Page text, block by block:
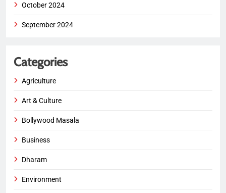
October 2024
September 2024
Categories
Agriculture
Art & Culture
Bollywood Masala
Business
Dharam
Environment